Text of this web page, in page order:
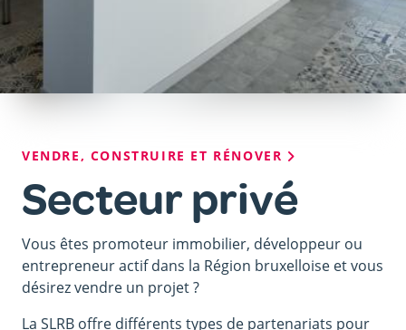
Fil
d'Ariane
VENDRE, CONSTRUIRE ET RÉNOVER
Secteur privé
Vous êtes promoteur immobilier, développeur ou
entrepreneur actif dans la Région bruxelloise et vous
désirez vendre un projet ?
La SLRB offre différents types de partenariats pour